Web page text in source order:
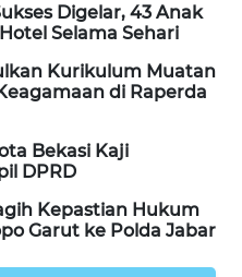
Digelar, 43 Anak
Selama Sehari
Kurikulum Muatan
di Raperda
Bekasi Kaji
DPRD
Kepastian Hukum
Garut ke Polda Jabar